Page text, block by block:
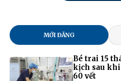
MỚI ĐĂNG
Bé trai 15
kịch sau khi
60 vết